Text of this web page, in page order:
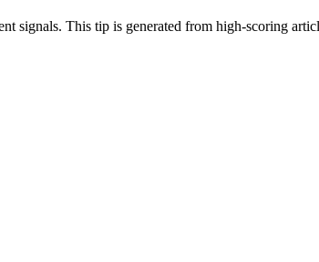
signals. This tip is generated from high-scoring